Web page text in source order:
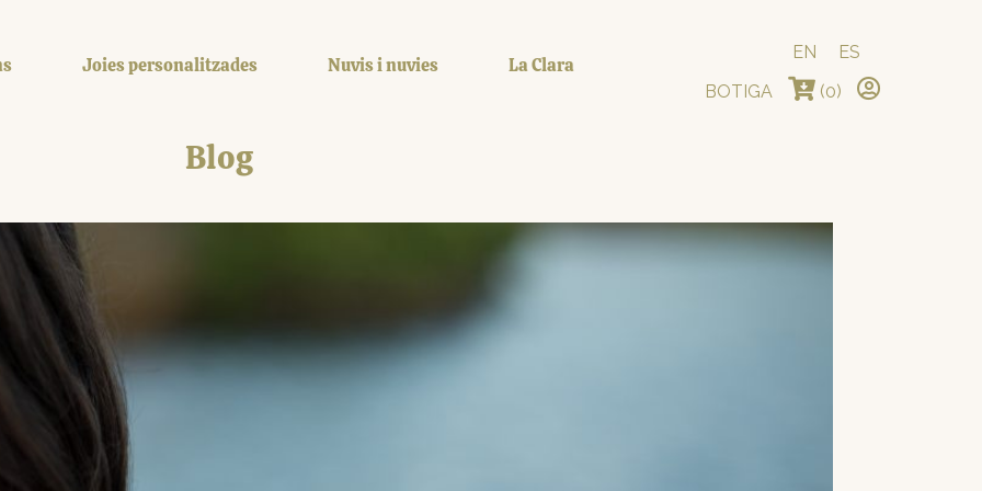
Joies personalitzades Nuvis i nuvies La Clara
EN
ES
BOTIGA
(0)
Blog